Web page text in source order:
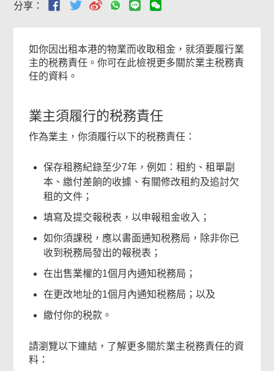
分享：
如你因出租本港的物業而收取租金，就須要履行業
主的税務責任。你可在此檢視更多關於業主税務責
任的資料。
業主須履行的税務責任
作為業主，你須履行以下的税務責任：
保存租務紀錄至少7年，例如：租約、租單副
本、繳付差餉的收據、有關修改租約及追討欠
租的文件；
填寫及提交報税表，以申報租金收入；
如你須課税，應以書面通知税務局，除非你已
收到税務局發出的報税表；
在出售業權的1個月內通知税務局；
在更改地址的1個月內通知税務局；以及
繳付你的税款。
請瀏覽以下連結，了解更多關於業主税務責任的資
料：